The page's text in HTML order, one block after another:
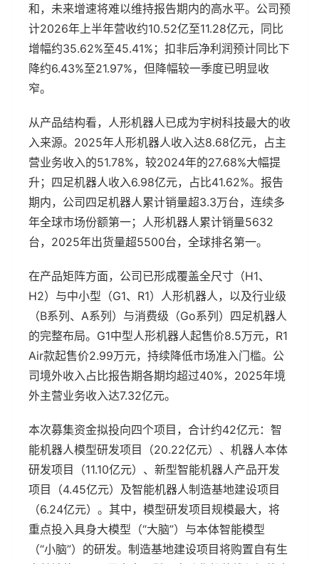
和，未来增速将难以维持报告期内的高水平。公司预
计2026年上半年营收约10.52亿至11.28亿元，同比
增幅约35.62%至45.41%；扣非后净利润预计同比下
降约6.43%至21.97%，但降幅较一季度已明显收
窄。
从产品结构看，人形机器人已成为宇树科技最大的收
入来源。2025年人形机器人收入达8.68亿元，占主
营业务收入的51.78%，较2024年的27.68%大幅提
升；四足机器人收入6.98亿元，占比41.62%。报告
期内，公司四足机器人累计销量超3.3万台，连续多
年全球市场份额第一；人形机器人累计销量5632
台，2025年出货量超5500台，全球排名第一。
在产品矩阵方面，公司已形成覆盖全尺寸（H1、
H2）与中小型（G1、R1）人形机器人，以及行业级
（B系列、A系列）与消费级（Go系列）四足机器人
的完整布局。G1中型人形机器人起售价8.5万元，R1
Air款起售价2.99万元，持续降低市场准入门槛。公
司境外收入占比报告期各期均超过40%，2025年境
外主营业务收入达7.32亿元。
本次募集资金拟投向四个项目，合计约42亿元：智
能机器人模型研发项目（20.22亿元）、机器人本体
研发项目（11.10亿元）、新型智能机器人产品开发
项目（4.45亿元）及智能机器人制造基地建设项目
（6.24亿元）。其中，模型研发项目规模最大，将
重点投入具身大模型（“大脑”）与本体智能模型
（“小脑”）的研发。制造基地建设项目将购置自有生